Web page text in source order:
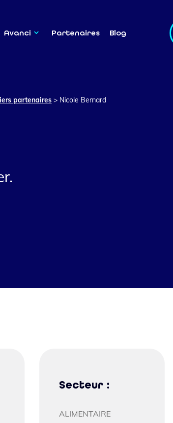
Avanci Partenaires Blog
partenaires > Nicole Bernard
Secteur :
ALIMENTAIRE